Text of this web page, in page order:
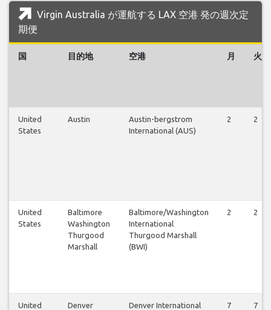
Virgin Australia が運航する LAX 空港 発の週次定
期便
国 目的地 空港 月 火
United
States
Austin
Austin-bergstrom
International (AUS)
2 2
United
States
Baltimore
Washington
Thurgood
Marshall
Baltimore/Washington
International
Thurgood Marshall
(BWI)
2 2
United
Denver
Denver International
7 7